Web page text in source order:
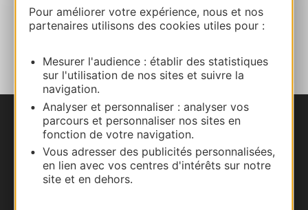
Pour améliorer votre expérience, nous et nos
partenaires utilisons des cookies utiles pour :
Mesurer l'audience : établir des statistiques
sur l'utilisation de nos sites et suivre la
navigation.
Analyser et personnaliser : analyser vos
parcours et personnaliser nos sites en
fonction de votre navigation.
Vous adresser des publicités personnalisées,
en lien avec vos centres d'intérêts sur notre
site et en dehors.
AJOUTER
Nous contacter
Carte interactive